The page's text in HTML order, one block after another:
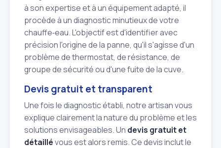
à son expertise et à un équipement adapté, il
procède à un diagnostic minutieux de votre
chauffe‑eau. L'objectif est d'identifier avec
précision l'origine de la panne, qu'il s'agisse d'un
problème de thermostat, de résistance, de
groupe de sécurité ou d'une fuite de la cuve.
Devis gratuit et transparent
Une fois le diagnostic établi, notre artisan vous
explique clairement la nature du problème et les
solutions envisageables. Un devis gratuit et
détaillévous est alors remis. Ce devis inclut le